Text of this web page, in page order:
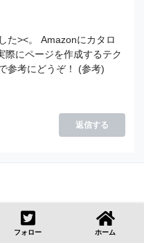
た><。 Amazonにカタロ
際にページを作成するテク
参考にどうぞ！ (参考)
返信する
ありません。 が付いてい
フォロー ホーム